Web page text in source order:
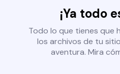
¡Ya todo
Todo lo que tienes que
los archivos de tu
aventura. Mira